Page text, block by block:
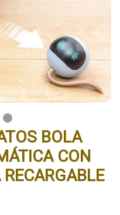
BOLA
CON